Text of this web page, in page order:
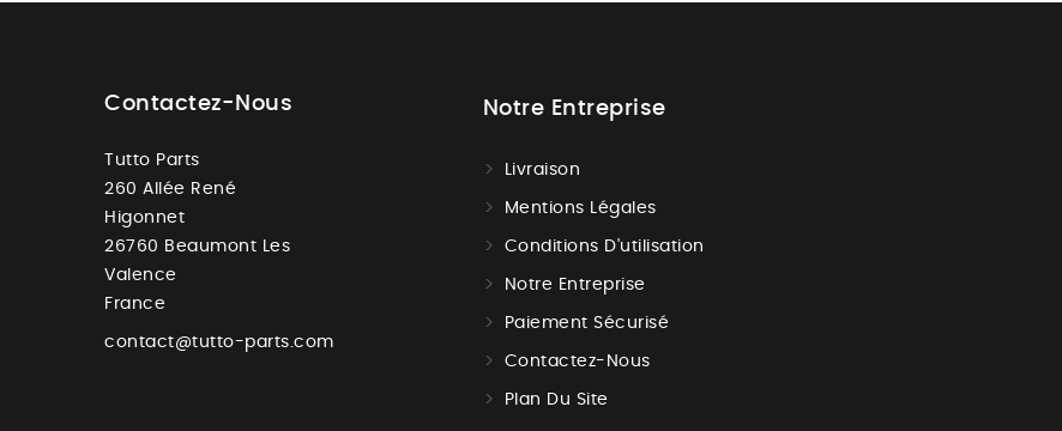
Contactez-Nous
Tutto Parts
260 Allée René
Higonnet
26760 Beaumont Les
Valence
France
contact@tutto-parts.com
Notre Entreprise
Livraison
Mentions Légales
Conditions D'utilisation
Notre Entreprise
Paiement Sécurisé
Contactez-Nous
Plan Du Site